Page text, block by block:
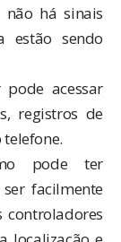
não há sinais
sendo
acessar
registros de
pode ter
facilmente